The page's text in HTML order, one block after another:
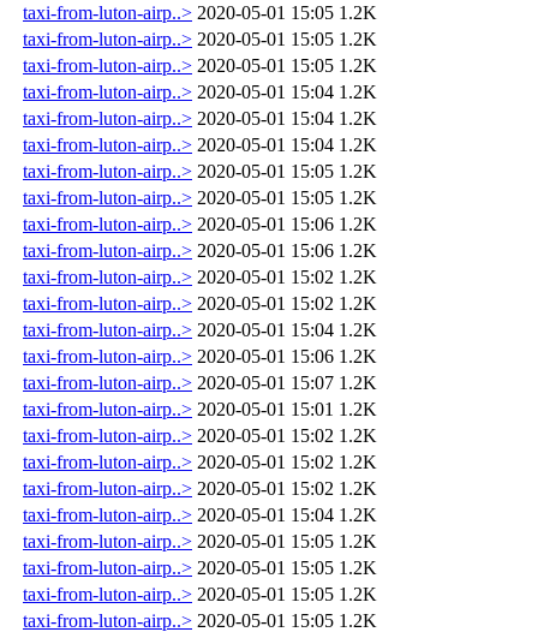
taxi-from-luton-airp..> 2020-05-01 15:05 1.2K
taxi-from-luton-airp..> 2020-05-01 15:05 1.2K
taxi-from-luton-airp..> 2020-05-01 15:05 1.2K
taxi-from-luton-airp..> 2020-05-01 15:04 1.2K
taxi-from-luton-airp..> 2020-05-01 15:04 1.2K
taxi-from-luton-airp..> 2020-05-01 15:04 1.2K
taxi-from-luton-airp..> 2020-05-01 15:05 1.2K
taxi-from-luton-airp..> 2020-05-01 15:05 1.2K
taxi-from-luton-airp..> 2020-05-01 15:06 1.2K
taxi-from-luton-airp..> 2020-05-01 15:06 1.2K
taxi-from-luton-airp..> 2020-05-01 15:02 1.2K
taxi-from-luton-airp..> 2020-05-01 15:02 1.2K
taxi-from-luton-airp..> 2020-05-01 15:04 1.2K
taxi-from-luton-airp..> 2020-05-01 15:06 1.2K
taxi-from-luton-airp..> 2020-05-01 15:07 1.2K
taxi-from-luton-airp..> 2020-05-01 15:01 1.2K
taxi-from-luton-airp..> 2020-05-01 15:02 1.2K
taxi-from-luton-airp..> 2020-05-01 15:02 1.2K
taxi-from-luton-airp..> 2020-05-01 15:02 1.2K
taxi-from-luton-airp..> 2020-05-01 15:04 1.2K
taxi-from-luton-airp..> 2020-05-01 15:05 1.2K
taxi-from-luton-airp..> 2020-05-01 15:05 1.2K
taxi-from-luton-airp..> 2020-05-01 15:05 1.2K
taxi-from-luton-airp..> 2020-05-01 15:05 1.2K